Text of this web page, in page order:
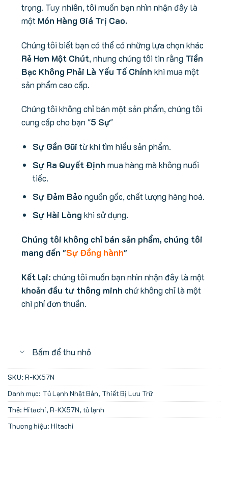
trọng. Tuy nhiên, tôi muốn bạn nhìn nhận đây là
một Món Hàng Giá Trị Cao.
Chúng tôi biết bạn có thể có những lựa chọn khác
Rẻ Hơn Một Chút, nhưng chúng tôi tin rằng Tiền
Bạc Không Phải Là Yếu Tố Chính khi mua một
sản phẩm cao cấp.
Chúng tôi không chỉ bán một sản phẩm, chúng tôi
cung cấp cho bạn "5 Sự"
Sự Gần Gũi từ khi tìm hiểu sản phẩm.
Sự Ra Quyết Định mua hàng mà không nuối
tiếc.
Sự Đảm Bảo nguồn gốc, chất lượng hàng hoá.
Sự Hài Lòng khi sử dụng.
Chúng tôi không chỉ bán sản phẩm, chúng tôi
mang đến "Sự Đồng hành"
Kết lại: chúng tôi muốn bạn nhìn nhận đây là một
khoản đầu tư thông minh chứ không chỉ là một
chi phí đơn thuần.
Bấm để thu nhỏ
SKU: R-KX57N
Danh mục: Tủ Lạnh Nhật Bản, Thiết Bị Lưu Trữ
Thẻ: Hitachi, R-KX57N, tủ lạnh
Thương hiệu: Hitachi